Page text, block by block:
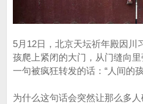
5月12日，北京天坛祈年殿因川
孩爬上紧闭的大门，从门缝向
一句被疯狂转发的话：“人间的
为什么这句话会突然让那么多